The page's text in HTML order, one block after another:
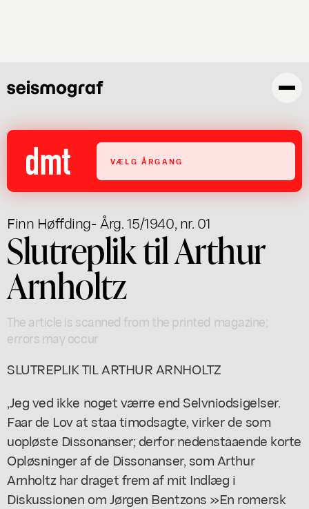
VÆLG ÅRGANG
Finn Høffding- Årg. 15/1940, nr. 01
Slutreplik til Arthur
Arnholtz
The article is scanned from the printed magazine;
errors may occur
SLUTREPLIK TIL ARTHUR ARNHOLTZ
,Jeg ved ikke noget værre end Selvniodsigelser.
Faar de Lov at staa timodsagte, virker de som
uopløste Dissonanser; derfor nedenstaaende korte
Opløsninger af de Dissonanser, som Arthur
Arnholtz har draget frem af mit Indlæg i
Diskussionen om Jørgen Bentzons »En romersk